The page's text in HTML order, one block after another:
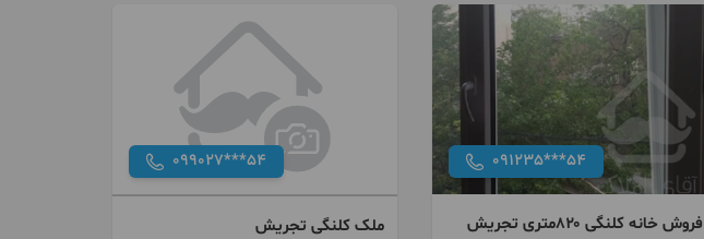
091235***54
فروش خانه کلنگی ۸۲۰متری تجریش
099027***54
ملک کلنگی تجریش